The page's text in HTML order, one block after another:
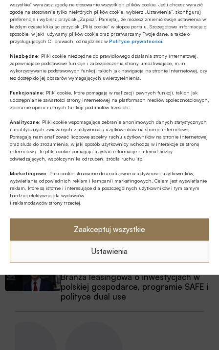
wszystkie” wyrażasz zgodę na stosowanie wszystkich plików cookie. Jeśli chcesz wyrazić
zgodę na stosowanie tylko niektórych plików cookie, wybierz „Ustawienia”, skonfiguruj
preferencje i wybierz przycisk „Zapisz”. Pamiętaj, że możesz zmienić swoje ustawienia w
każdym czasie klikając przycisk „Pliki cookie” w stopce portalu. Szczegółowe informacje o
sposobie, w jaki używamy plików cookie oraz przetwarzamy Twoje dane, a także o
przysługujących Ci prawach, odnajdziesz wPolityce prywatności
Niezbędne: Pliki cookie niezbędne do prawidłowego działania strony internetowej,
zapewniające podstawowe funkcje i zabezpieczenia strony umożliwiające, m.in.
wykorzystywanie podstawowych funkcji takich jak nawigacja na stronie internetowej, czy
tez dostęp do jej obszarów wymagających uwierzytelnienia.
Funkcjonalne: Pliki cookie, które pomagają w realizacji pewnych funkcji, takich jak
udostępnianie zawartości strony internetowej na platformach mediów społecznościowych,
zbieranie opinii i innych funkcji podmiotów trzecich.
Analityczne: Pliki cookie wspomagające zebranie anonimowych danych statystycznych
i analitycznych związanych z aktywnością użytkowników na stronie internetowej.
Pomagają nam analizować liczbowe aspekty ruchu użytkowników na stronie internetowej
oraz służą do zrozumienia, w jaki sposób użytkownicy wchodzą w interakcje ze stroną
internetową. Te pliki cookie pomagają uzyskać informacje na temat liczby
odwiedzających, współczynnika odrzuceń, źródła ruchu itp.
Marketingowe: Pliki cookie stosowane do analizowania aktywności użytkowników,
wyświetlania odpowiednich reklam i kampanii marketingowych. Celem jest wyświetlanie
reklam, które są istotne i interesujące dla poszczególnych użytkowników i tym samym
bardziej efektywne dla wydawców
i reklamodawców strony trzeciej.
Zaakceptuj wszystkie
Ustawienia
BANK.pl
Polecamy
MULTIMEDIA
Banki mogą bezpośrednio finansować
przemysł zbrojeniowy
Z RYNKU FINANSOWEGO
PKO BP o nowych zasadach
ustawowych w sprawach frankowych
MULTIMEDIA
Na czym polega faza Discovery?
Z RYNKU FINANSOWEGO
Branża leasingowa o inwestycjach w
polskiej gospodarce, programie SAFE i
polityce dual use